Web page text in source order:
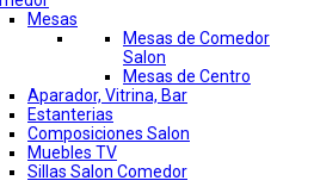
Mesas
Mesas de Comedor
Salon
Mesas de Centro
Aparador, Vitrina, Bar
Estanterias
Composiciones Salon
Muebles TV
Sillas Salon Comedor